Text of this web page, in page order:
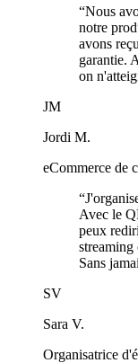
“Nous
notre
avons
garantie.
on
JM
Jordi M.
eCommerce de
“
Avec le
peux
streaming
Sans
SV
Sara V.
Organisatrice